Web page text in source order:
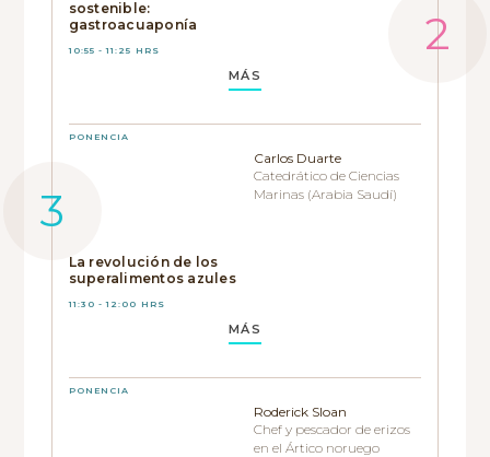
sostenible:
gastroacuaponía
10:55 - 11:25 HRS
MÁS
PONENCIA
La revolución de los
superalimentos azules
11:30 - 12:00 HRS
Carlos Duarte
Catedrático de Ciencias
Marinas (Arabia Saudí)
MÁS
PONENCIA
Roderick Sloan
Chef y pescador de erizos
en el Ártico noruego